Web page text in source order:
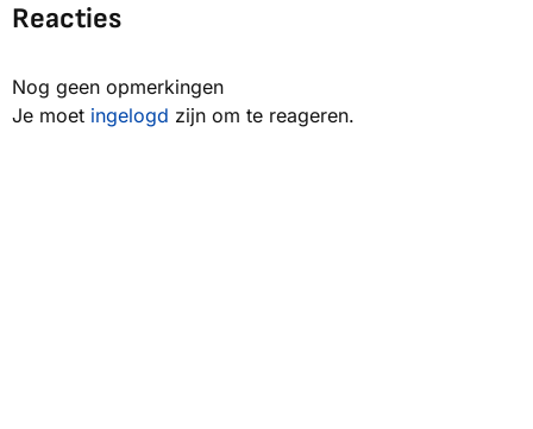
Reacties
Nog geen opmerkingen
Je moet ingelogd zijn om te reageren.